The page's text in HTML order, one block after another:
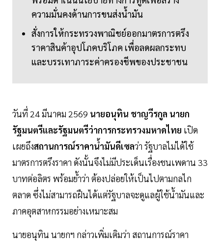
ความมั่นคงด้านการขนส่งน้ำมัน
สั่งการให้กระทรวงพาณิชย์ออกมาตรการตรึง
ราคาสินค้าอุปโภคบริโภค เพื่อลดผลกระทบ
และบรรเทาภาระค่าครองชีพของประชาชน
วันที่ 24 มีนาคม 2569 นายอนุทิน ชาญวีรกูล นายก
รัฐมนตรีและรัฐมนตรีว่าการกระทรวงมหาดไทย เปิด
เผยถึงสถานการณ์ราคาน้ำมันดีเซลว่า รัฐบาลไม่ได้ใช้
มาตรการตรึงราคา ดังนั้นจึงไม่มีประเด็นเรื่องชนเพดาน 33
บาทต่อลิตร พร้อมย้ำว่า ต้องปล่อยให้เป็นไปตามกลไก
ตลาด ซึ่งไม่สามารถฝืนได้แต่รัฐบาลจะดูแลผู้ใช้น้ำมันและ
ภาคอุตสาหกรรมอย่างเหมาะสม
นายอนุทิน นายกฯ กล่าวเพิ่มเติมว่า สถานการณ์ราคา